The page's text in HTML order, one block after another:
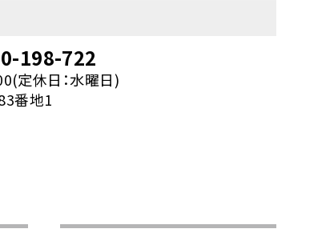
198-722
定休日：水曜日)
番地1